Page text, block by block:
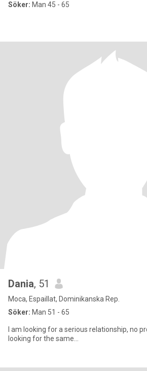
Söker: Man 45 - 65
Dania, 51
Moca, Espaillat, Dominikanska Rep.
Söker: Man 51 - 65
I am looking for a serious relationship, no
looking for the same...